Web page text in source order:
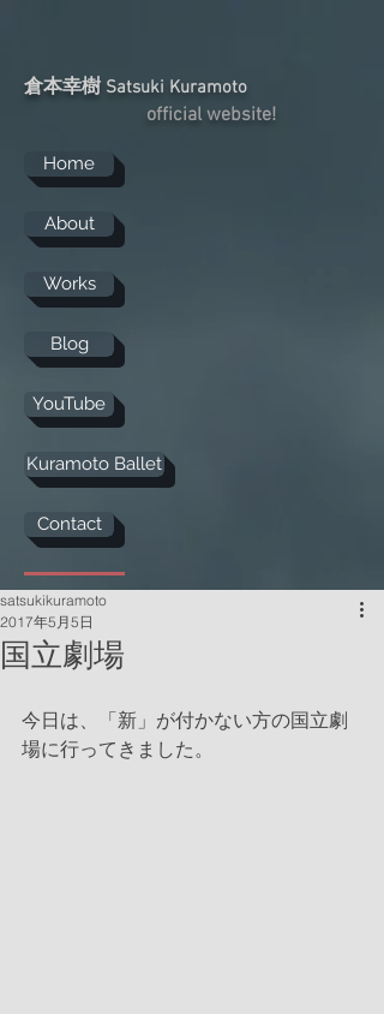
倉本幸樹 Satsuki Kuramoto
official website!
Home
About
Works
Blog
YouTube
Kuramoto Ballet
Contact
国立劇場
satsukikuramoto
2017年5月5日
今日は、「新」が付かない方の国立劇
場に行ってきました。